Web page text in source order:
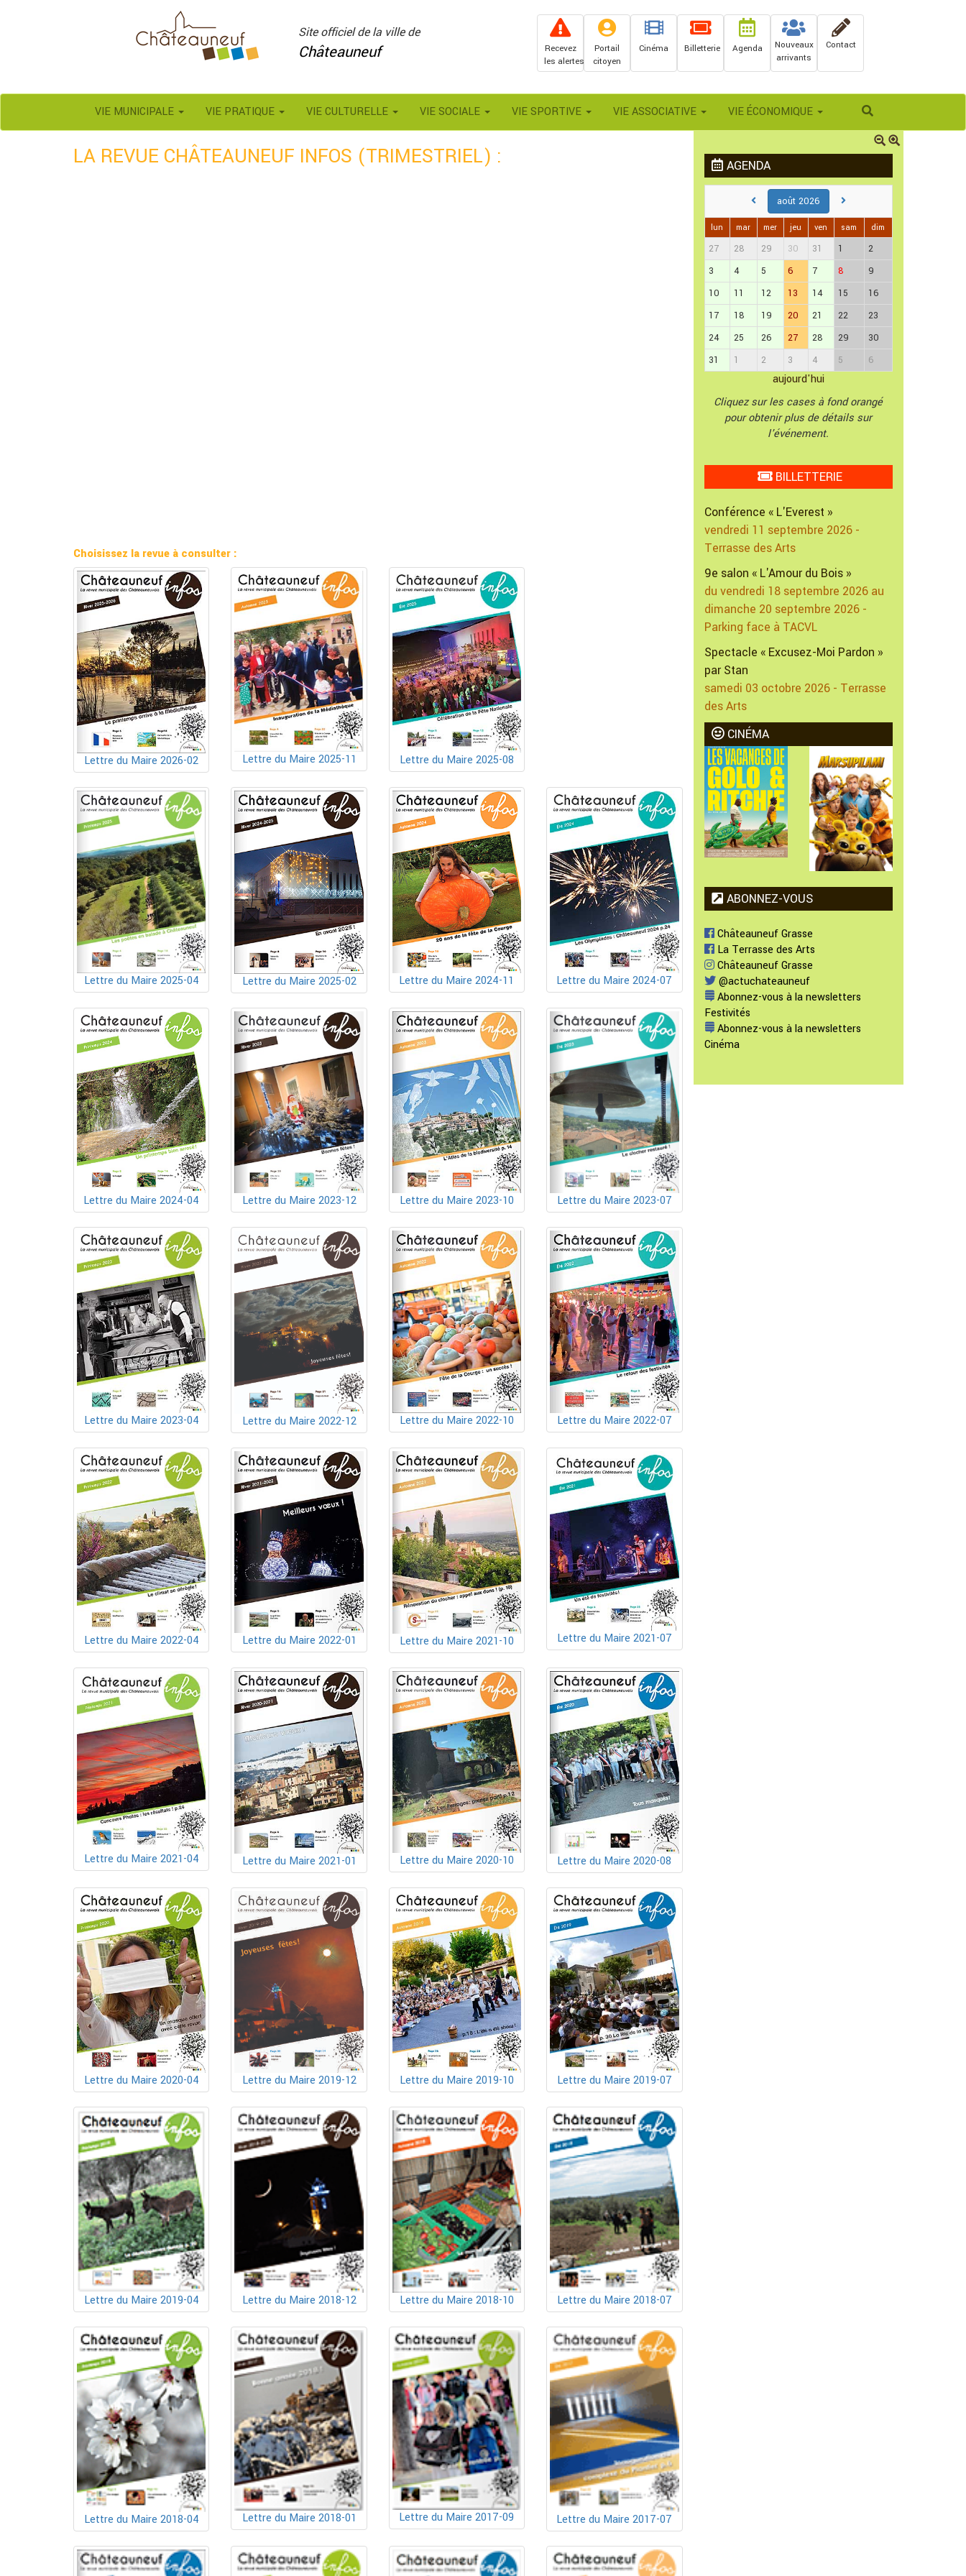
Site officiel de la ville de
Châteauneuf Contact
Nouveaux
arrivants
Agenda
Billetterie
Cinéma
Portail
citoyen
Recevez
les alertes
Rechercher
VIE MUNICIPALE VIE PRATIQUE VIE CULTURELLE VIE SOCIALE VIE SPORTIVE VIE ASSOCIATIVE VIE ÉCONOMIQUE
LA REVUE CHÂTEAUNEUF INFOS (TRIMESTRIEL) :
Choisissez la revue à consulter :
Lettre du Maire 2026-02 Lettre du Maire 2025-11 Lettre du Maire 2025-08
Lettre du Maire 2025-04 Lettre du Maire 2025-02 Lettre du Maire 2024-11 Lettre du Maire 2024-07
Lettre du Maire 2024-04 Lettre du Maire 2023-12 Lettre du Maire 2023-10 Lettre du Maire 2023-07
Lettre du Maire 2023-04 Lettre du Maire 2022-12 Lettre du Maire 2022-10 Lettre du Maire 2022-07
Lettre du Maire 2022-04 Lettre du Maire 2022-01 Lettre du Maire 2021-10 Lettre du Maire 2021-07
Lettre du Maire 2021-04 Lettre du Maire 2021-01 Lettre du Maire 2020-10 Lettre du Maire 2020-08
Lettre du Maire 2020-04 Lettre du Maire 2019-12 Lettre du Maire 2019-10 Lettre du Maire 2019-07
Lettre du Maire 2019-04 Lettre du Maire 2018-12 Lettre du Maire 2018-10 Lettre du Maire 2018-07
Lettre du Maire 2018-04 Lettre du Maire 2018-01 Lettre du Maire 2017-09 Lettre du Maire 2017-07
AGENDA
août 2026
lun mar mer jeu ven sam dim
27 28 29 30 31 1
2
3
4 5 6 7 8
9
10
11 12 13 14 15
16
17
18 19 20 21 22
23
24
25 26 27 28 29
30
31
1 2 3 4 5 6
aujourd'hui
Cliquez sur les cases à fond orangé
pour obtenir plus de détails sur
l'événement.
BILLETTERIE
Conférence « L'Everest »
vendredi 11 septembre 2026 -
Terrasse des Arts
9e salon « L'Amour du Bois »
du vendredi 18 septembre 2026 au
dimanche 20 septembre 2026 -
Parking face à TACVL
Spectacle « Excusez-Moi Pardon »
par Stan
samedi 03 octobre 2026 - Terrasse
des Arts
CINÉMA
ABONNEZ-VOUS
Châteauneuf Grasse
La Terrasse des Arts
Châteauneuf Grasse
@actuchateauneuf
Abonnez-vous à la newsletters
Festivités
Abonnez-vous à la newsletters
Cinéma